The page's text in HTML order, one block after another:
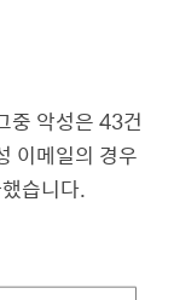
중 악성은 43건
이메일의 경우
습니다.